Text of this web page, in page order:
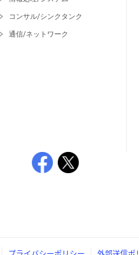
コンサル/シンクタンク
通信/ネットワーク